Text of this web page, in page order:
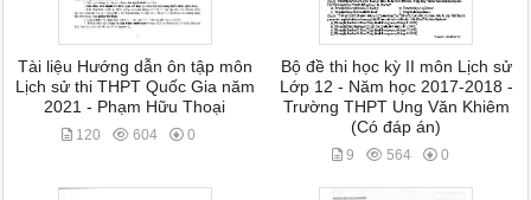
Tài liệu Hướng dẫn ôn tập môn
Lịch sử thi THPT Quốc Gia năm
2021 - Phạm Hữu Thoại
120 604 0
Bộ đề thi học kỳ II môn Lịch sử
Lớp 12 - Năm học 2017-2018 -
Trường THPT Ung Văn Khiêm
(Có đáp án)
9 564 0